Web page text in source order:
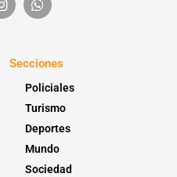
Secciones
Policiales
Turismo
Deportes
Mundo
Sociedad